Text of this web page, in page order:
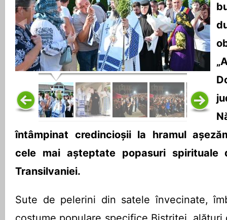
întâmpinat credincioșii la hramul
cele mai așteptate popasuri spirituale
Transilvaniei.
Sute de pelerini din satele învecinate,